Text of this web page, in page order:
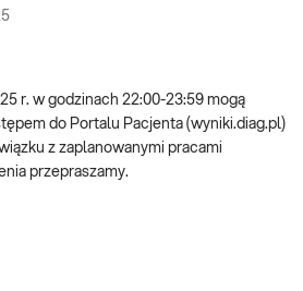
r. w godzinach 22:00-23:59 mogą
do Portalu Pacjenta (wyniki.diag.pl)
z zaplanowanymi pracami
przepraszamy.